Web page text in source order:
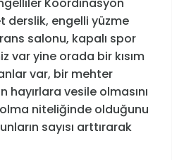
Koordinasyon
derslik, engelli yüzme
salonu, kapalı spor
var yine orada bir kısım
var, bir mehter
hayırlara vesile olmasını
niteliğinde olduğunu
sayısı arttırarak